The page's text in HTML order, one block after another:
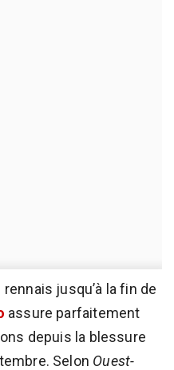
jusqu’à la fin de
assure parfaitement
depuis la blessure
Selon Ouest-